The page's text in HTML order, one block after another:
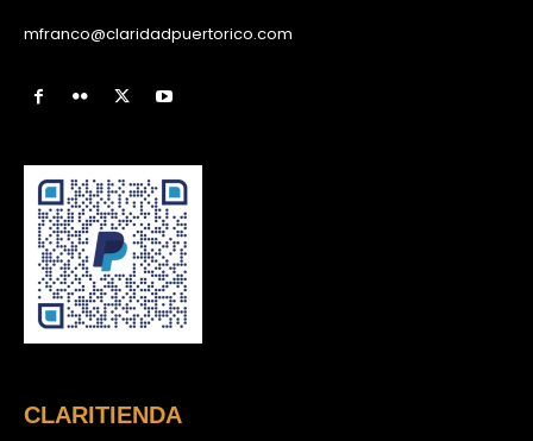
mfranco@claridadpuertorico.com
CLARITIENDA